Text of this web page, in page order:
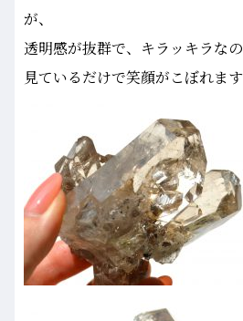
が、
透明感が抜群で、キラッキラな
見ているだけで笑顔がこぼれま